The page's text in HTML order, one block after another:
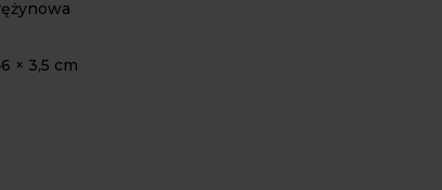
× 3,5 cm